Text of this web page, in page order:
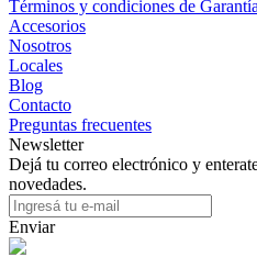
Términos y condiciones de Garantía
Accesorios
Nosotros
Locales
Blog
Contacto
Preguntas frecuentes
Newsletter
Dejá tu correo electrónico y
novedades.
Enviar